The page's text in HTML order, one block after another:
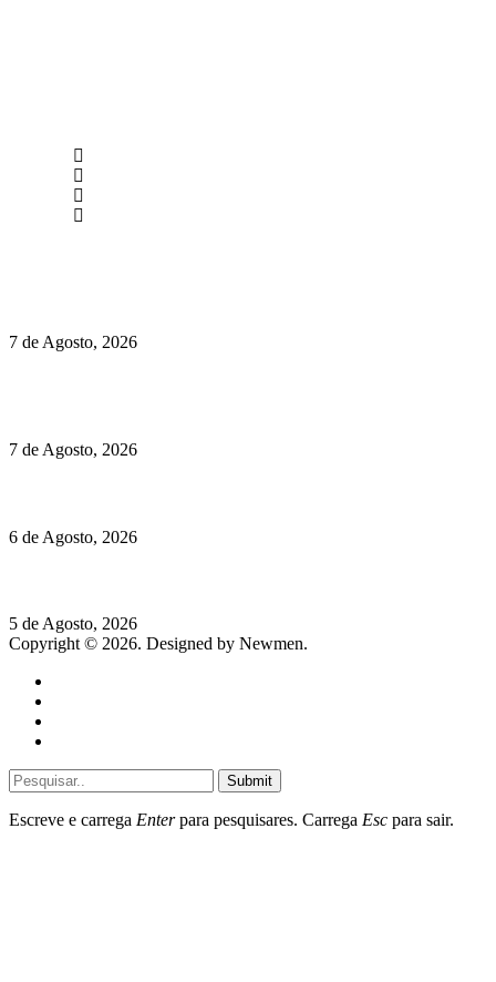
7 de Agosto, 2026
7 de Agosto, 2026
6 de Agosto, 2026
5 de Agosto, 2026
Copyright © 2026. Designed by Newmen.
Submit
Escreve e carrega Enterpara pesquisares. Carrega Esc para sair.